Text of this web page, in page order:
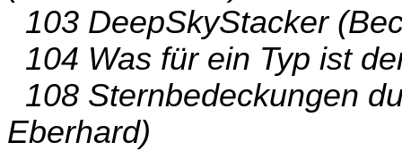
103 DeepSkyStacker
104 Was für ein Typ ist
108 Sternbedeckungen
Eberhard)